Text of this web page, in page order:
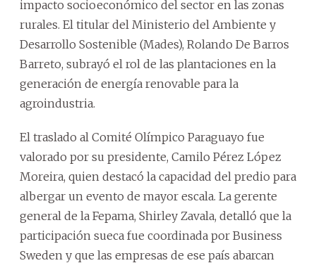
impacto socioeconómico del sector en las zonas
rurales. El titular del Ministerio del Ambiente y
Desarrollo Sostenible (Mades), Rolando De Barros
Barreto, subrayó el rol de las plantaciones en la
generación de energía renovable para la
agroindustria.
El traslado al Comité Olímpico Paraguayo fue
valorado por su presidente, Camilo Pérez López
Moreira, quien destacó la capacidad del predio para
albergar un evento de mayor escala. La gerente
general de la Fepama, Shirley Zavala, detalló que la
participación sueca fue coordinada por Business
Sweden y que las empresas de ese país abarcan